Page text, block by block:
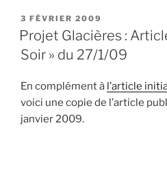
PUBLIÉ
LE
3 FÉVRIER 2009
Projet Glacières :
Soir » du 27/1/09
En complément à l’article
voici une copie de l’article
janvier 2009.